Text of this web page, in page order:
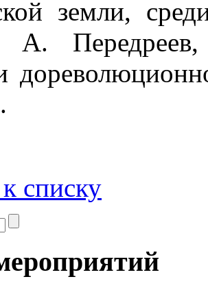
земли,
А.
списку